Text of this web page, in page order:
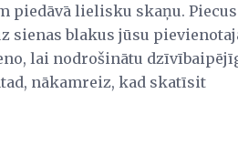
lielisku skaņu.
sienas blakus jūsu
lai nodrošinātu
nākamreiz, kad skatīsit